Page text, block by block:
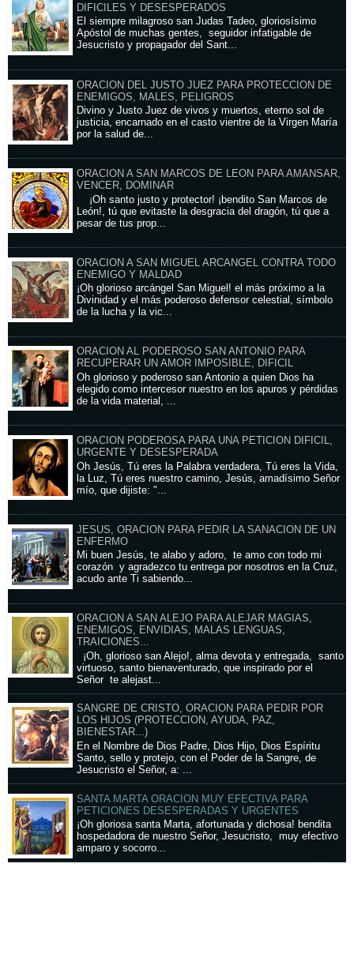
DIFICILES Y DESESPERADOS
El siempre milagroso san Judas Tadeo, gloriosísimo
Apóstol de muchas gentes, seguidor infatigable de
Jesucristo y propagador del Sant...
ORACION DEL JUSTO JUEZ PARA PROTECCION DE
ENEMIGOS, MALES, PELIGROS
Divino y Justo Juez de vivos y muertos, eterno sol de
justicia, encarnado en el casto vientre de la Virgen María
por la salud de...
ORACION A SAN MARCOS DE LEON PARA AMANSAR,
VENCER, DOMINAR
¡Oh santo justo y protector! ¡bendito San Marcos de
León!, tú que evitaste la desgracia del dragón, tú que a
pesar de tus prop...
ORACION A SAN MIGUEL ARCANGEL CONTRA TODO
ENEMIGO Y MALDAD
¡Oh glorioso arcángel San Miguel! el más próximo a la
Divinidad y el más poderoso defensor celestial, símbolo
de la lucha y la vic...
ORACION AL PODEROSO SAN ANTONIO PARA
RECUPERAR UN AMOR IMPOSIBLE, DIFICIL
Oh glorioso y poderoso san Antonio a quien Dios ha
elegido como intercesor nuestro en los apuros y pérdidas
de la vida material, ...
ORACION PODEROSA PARA UNA PETICION DIFICIL,
URGENTE Y DESESPERADA
Oh Jesús, Tú eres la Palabra verdadera, Tú eres la Vida,
la Luz, Tú eres nuestro camino, Jesús, amadísimo Señor
mío, que dijiste: "...
JESUS, ORACION PARA PEDIR LA SANACION DE UN
ENFERMO
Mi buen Jesús, te alabo y adoro, te amo con todo mi
corazón y agradezco tu entrega por nosotros en la Cruz,
acudo ante Ti sabiendo...
ORACION A SAN ALEJO PARA ALEJAR MAGIAS,
ENEMIGOS, ENVIDIAS, MALAS LENGUAS,
TRAICIONES...
¡Oh, glorioso san Alejo!, alma devota y entregada, santo
virtuoso, santo bienaventurado, que inspirado por el
Señor te alejast...
SANGRE DE CRISTO, ORACION PARA PEDIR POR
LOS HIJOS (PROTECCION, AYUDA, PAZ,
BIENESTAR...)
En el Nombre de Dios Padre, Dios Hijo, Dios Espíritu
Santo, sello y protejo, con el Poder de la Sangre, de
Jesucristo el Señor, a: ...
SANTA MARTA ORACION MUY EFECTIVA PARA
PETICIONES DESESPERADAS Y URGENTES
¡Oh gloriosa santa Marta, afortunada y dichosa! bendita
hospedadora de nuestro Señor, Jesucristo, muy efectivo
amparo y socorro...